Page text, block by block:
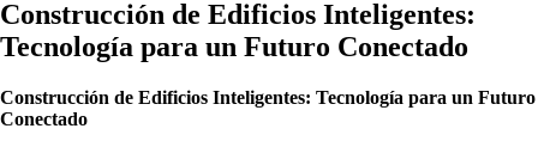
Construcción de Edificios Inteligentes:
Tecnología para un Futuro Conectado
Construcción de Edificios Inteligentes: Tecnología para un Futuro
Conectado